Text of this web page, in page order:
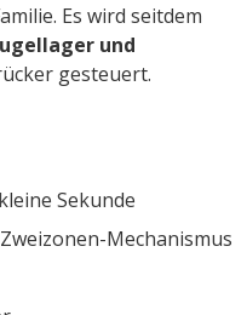
Es wird seitdem
und
gesteuert.
Sekunde
Mechanismus